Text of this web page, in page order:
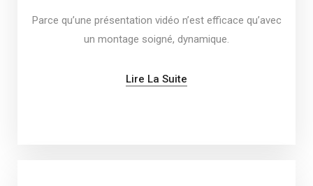
Parce qu’une présentation vidéo n’est efficace qu’avec
un montage soigné, dynamique.
Lire La Suite